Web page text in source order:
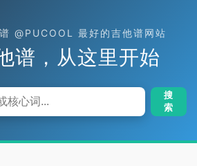
@PUCOOL 最好的吉他谱网站
谱，从这里开始
搜
索